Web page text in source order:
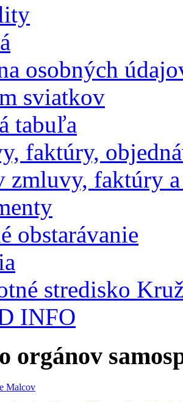
osobných
sviatkov
tabuľa
faktúry,
zmluvy, faktúry
obstarávanie
stredisko
INFO
orgánov
Malcov